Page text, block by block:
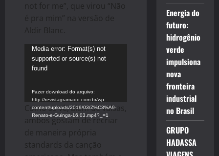
not for me”, que virou “Não
é pra mim” na versão de
Aldir Blanc.
Tocador
de
vídeo
Media error: Format(s) not
supported or source(s) not
found
Fazer download do arquivo:
http://revistagramado.com.br/wp-
content/uploads/2019/03/Z%C3%A9-
Renato-e-Guinga-16.03.mp4?_=1
Como se vê, além de valsas,
ambos gostam de recriar
de maneira própria
standards da canção
Energia do
futuro:
hidrogênio
verde
impulsiona
nova
fronteira
industrial
no Brasil
GRUPO
HADASSA